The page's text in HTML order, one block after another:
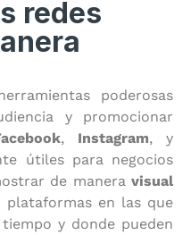
redes
poderosas
y promocionar
, Instagram, y
útiles para negocios
de manera visual
plataformas en las que
y donde pueden